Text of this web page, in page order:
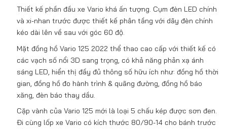
Thiết kế phần đầu xe Vario khá ấn tượng. Cụm đèn LED chính
và xi-nhan trước được thiết kế phân tầng với dãy đèn chính
kéo dài lên về sau với góc 60 độ.
Mặt đồng hồ Vario 125 2022 thể thao cao cấp với thiết kế có
các vạch số nổi 3D sang trọng, có khả năng phản xạ ánh
sáng LED, hiển thị đầy đủ thông số hữu ích như: đồng hồ thời
gian, đồng hồ đo hành trình & quãng đường, đồng hồ báo
xăng, đèn báo thay dầu.
Cặp vành của Vario 125 mới là loại 5 chấu kép được sơn đen.
Đi cùng lốp xe Vario có kích thước 80/90-14 cho bánh trước